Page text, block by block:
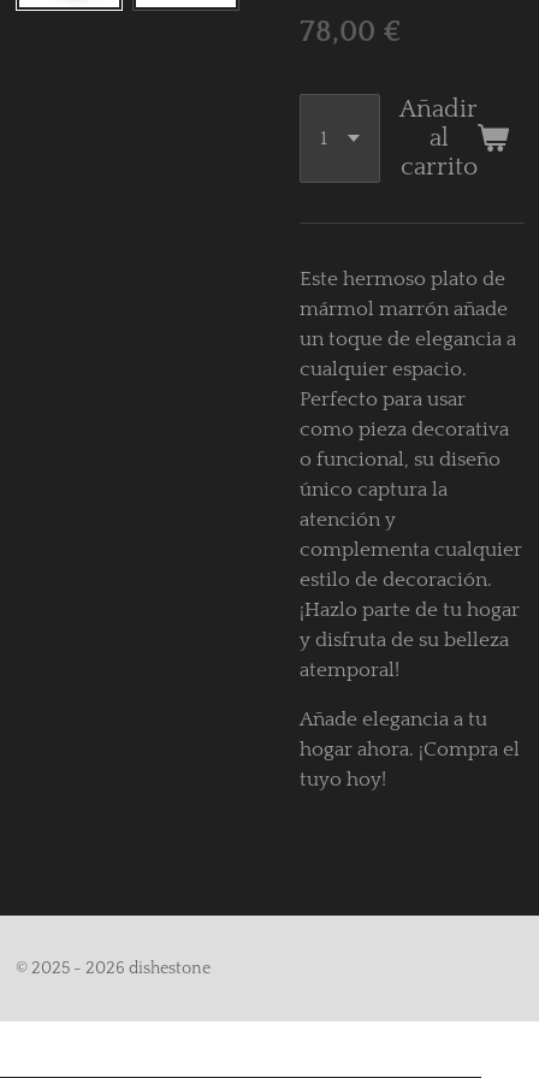
78,00 €
Añadir
al
carrito
Este hermoso plato de
mármol marrón añade
un toque de elegancia a
cualquier espacio.
Perfecto para usar
como pieza decorativa
o funcional, su diseño
único captura la
atención y
complementa cualquier
estilo de decoración.
¡Hazlo parte de tu hogar
y disfruta de su belleza
atemporal!
Añade elegancia a tu
hogar ahora. ¡Compra el
tuyo hoy!
© 2025 - 2026 dishestone